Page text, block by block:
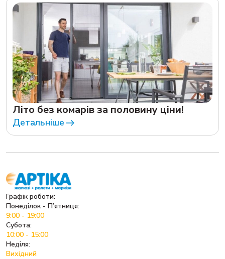
Літо без комарів за половину ціни!
Детальніше
Графік роботи:
Понеділок - П’ятниця:
9:00 - 19:00
Субота:
10:00 - 15:00
Неділя:
Вихідний